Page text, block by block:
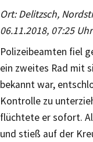
Ort: Delitzsch,
06.11.2018, 07:25 Uhr
Polizeibeamten fiel
ein zweites Rad mit
bekannt war,
Kontrolle zu
flüchtete er sofort.
und stieß auf der